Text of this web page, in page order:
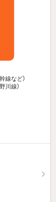
線など）
川線）